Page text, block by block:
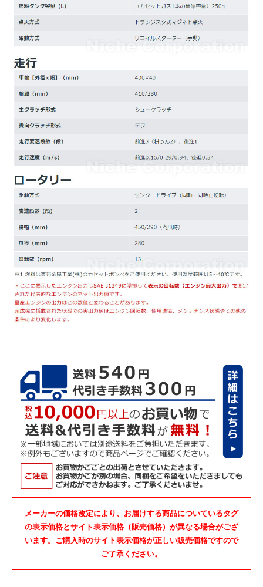
メーカーの価格改定により、お届けする商品についているタグ
の表示価格とサイト表示価格（販売価格）が異なる場合がござ
います。ご購入時のサイト表示価格が正しい販売価格ですので
ご了承ください。